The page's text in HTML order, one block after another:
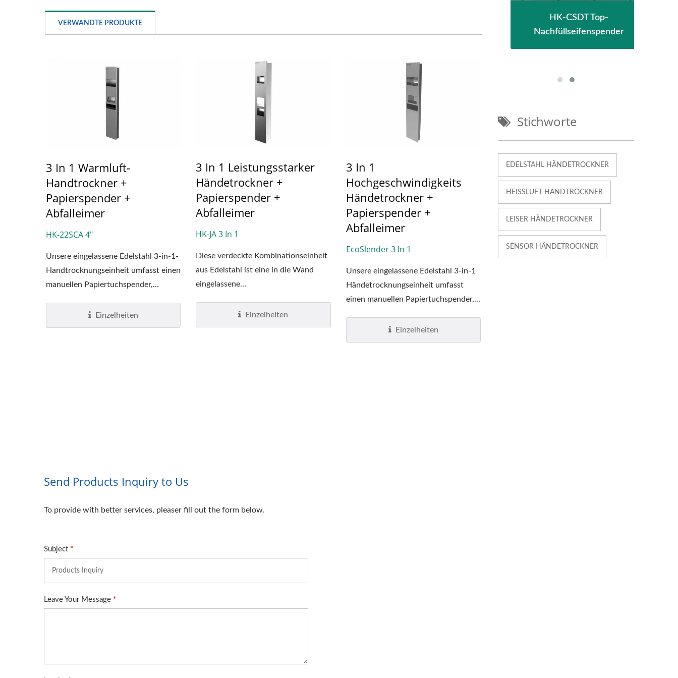
VERWANDTE PRODUKTE
3 In 1 Warmluft-
Handtrockner +
Papierspender +
Abfalleimer
HK-22SCA 4"
Unsere eingelassene Edelstahl 3-in-1-
Handtrocknungseinheit umfasst einen
manuellen Papiertuchspender,...
Einzelheiten
3 In 1 Leistungsstarker
Händetrockner +
Papierspender +
Abfalleimer
HK-JA 3 In 1
Diese verdeckte Kombinationseinheit
aus Edelstahl ist eine in die Wand
eingelassene
Einzelheiten
3 In 1
Hochgeschwindigkeits
Händetrockner +
Papierspender +
Abfalleimer
EcoSlender 3 In 1
Unsere eingelassene Edelstahl 3-in-1
Händetrocknungseinheit umfasst
einen manuellen Papiertuchspender,...
Einzelheiten
EcoHygiene
HK-CSDT Top-
Nachfüllseifenspender
Stichworte
EDELSTAHL HÄNDETROCKNER
HEISSLUFT-HANDTROCKNER
LEISER HÄNDETROCKNER
SENSOR HÄNDETROCKNER